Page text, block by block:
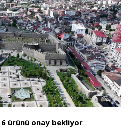
ürünü onay bekliyor